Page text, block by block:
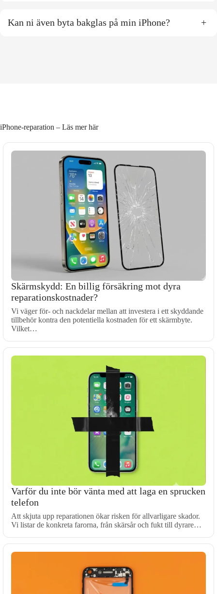
Kan ni även byta bakglas på min iPhone? +
iPhone-reparation – Läs mer här
Skärmskydd: En billig försäkring mot dyra
reparationskostnader?
Vi väger för- och nackdelar mellan att investera i ett skyddande
tillbehör kontra den potentiella kostnaden för ett skärmbyte.
Vilket…
Varför du inte bör vänta med att laga en sprucken
telefon
Att skjuta upp reparationen ökar risken för allvarligare skador.
Vi listar de konkreta farorna, från skärsår och fukt till dyrare…